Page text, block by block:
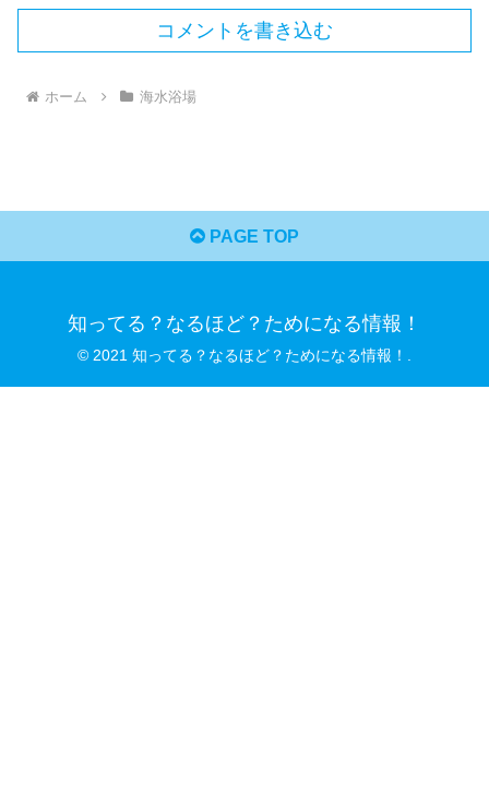
コメントを書き込む
ホーム 海水浴場
PAGE TOP
知ってる？なるほど？ためになる情報！
© 2021 知ってる？なるほど？ためになる情報！.